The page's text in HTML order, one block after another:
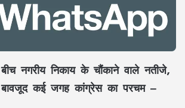
नगरीय निकाय के चौंकाने वाले नतीजे,
कई जगह कांग्रेस का परचम –